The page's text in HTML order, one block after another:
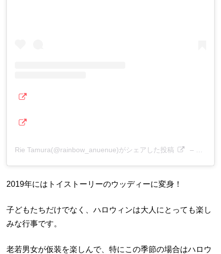
Rie Tamura(@rainbow_anuenue)がシェアした投稿 –
2019年にはトイストーリーのウッディーに変身！
子どもたちだけでなく、ハロウィンは大人にとっても楽し
みな行事です。
老若男女が仮装を楽しんで、特にこの季節の場合はハロウ